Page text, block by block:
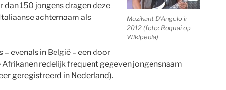
Muzikant D’Angelo in
2012 (foto: Roquai op
Wikipedia)
dan 150 jongens dragen deze
achternaam als
– evenals in België – een door
redelijk frequent gegeven jongensnaam
geregistreerd in Nederland).